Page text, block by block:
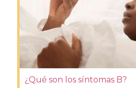
¿Qué son los síntomas B?